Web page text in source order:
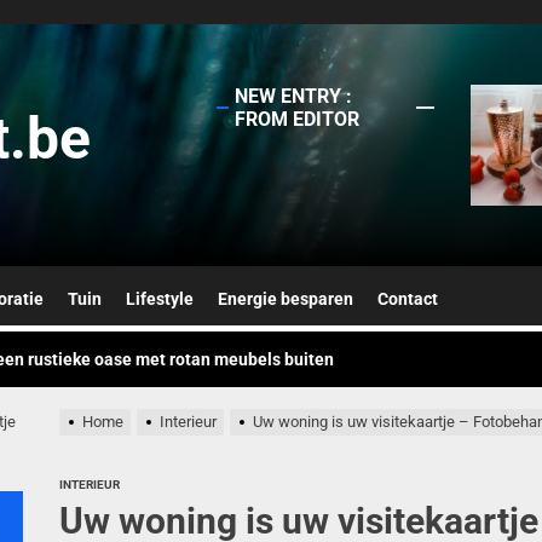
NEW ENTRY :
FROM EDITOR
Tuin Lifestyle Energie besparen Contact
slimme huisautomatisering die je energierekeningen verlagen
rustieke oase met rotan meubels buiten
van vintage botanische prints in je interieur
van mechanische muurbekleding: textuur en diepte herontdekt
van het jaar: koperoranje en flessengroen
Home Interieur Uw woning is uw visitekaartje –
INTERIEUR
Uw woning is uw